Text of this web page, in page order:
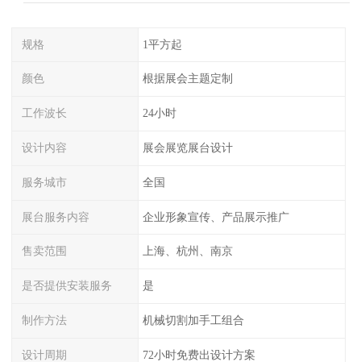
规格 1平方起
颜色 根据展会主题定制
工作波长 24小时
设计内容 展会展览展台设计
服务城市 全国
展台服务内容 企业形象宣传、产品展示推广
售卖范围 上海、杭州、南京
是否提供安装服务 是
制作方法 机械切割加手工组合
设计周期 72小时免费出设计方案